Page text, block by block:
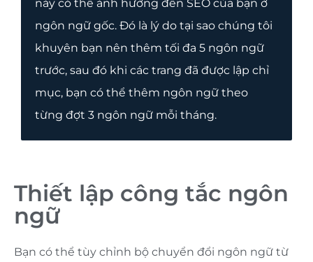
này có thể ảnh hưởng đến SEO của bạn ở
ngôn ngữ gốc. Đó là lý do tại sao chúng tôi
khuyên bạn nên thêm tối đa 5 ngôn ngữ
trước, sau đó khi các trang đã được lập chỉ
mục, bạn có thể thêm ngôn ngữ theo
từng đợt 3 ngôn ngữ mỗi tháng.
Thiết lập công tắc ngôn
ngữ
Bạn có thể tùy chỉnh bộ chuyển đổi ngôn ngữ từ